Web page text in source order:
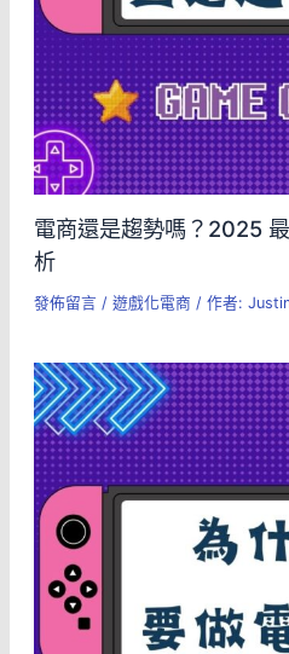
電商還是趨勢嗎？2025
析
發佈留言 / 遊戲化電商 / 作者: